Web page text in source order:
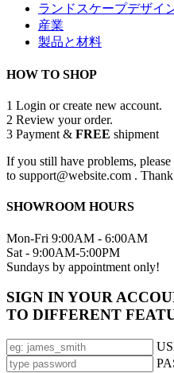
ランドスケープデザイ
産業
製品と材料
HOW TO SHOP
1 Login or create new account.
2 Review your order.
3 Payment & FREE shipment
If you still have problems,
to support@website.com .
SHOWROOM HOURS
Mon-Fri 9:00AM - 6:00AM
Sat - 9:00AM-5:00PM
Sundays by appointment only!
SIGN IN YOUR
TO DIFFERENT